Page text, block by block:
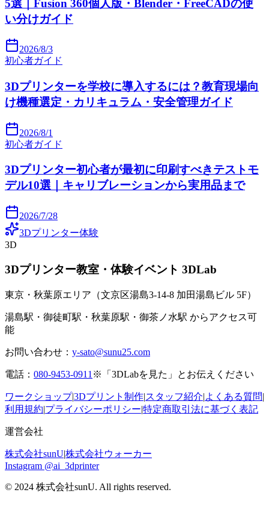
5選｜Fusion 360個人版・Blender・FreeCADの使
い分けガイド
2026/8/3
初心者ガイド
3Dプリンターを学校に導入するには？教育現場向
け機種選定・カリキュラム・安全管理ガイド
2026/8/1
初心者ガイド
3Dプリンター初心者が最初に印刷すべきテストモ
デル10選｜キャリブレーションから実用品まで
2026/7/28
3Dプリンター体験
3D
3Dプリンター教室・体験イベント 3DLab
東京・秋葉原エリア（文京区湯島3-14-8 加田湯島ビル 5F）
湯島駅・御徒町駅・秋葉原駅・御茶ノ水駅 からアクセス可
能
お問い合わせ： y-sato@sunu25.com
電話： 080-9453-0911 ※「3DLabを見た」とお伝えください
ワークショップ|3Dプリント制作|スタッフ紹介|よくある質問|
利用規約|プライバシーポリシー|特定商取引法に基づく表記
運営会社
株式会社sunU|株式会社ウォーカー
Instagram @ai_3dprinter
© 2024 株式会社sunU. All rights reserved.